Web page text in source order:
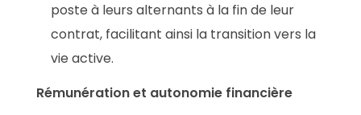
poste à leurs alternants à la fin de leur
contrat, facilitant ainsi la transition vers la
vie active.
Rémunération et autonomie financière